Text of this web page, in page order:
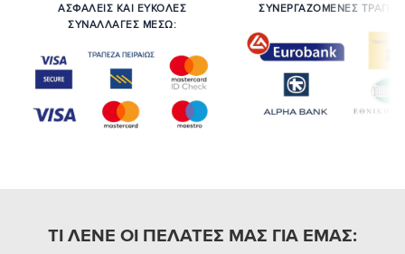
ΑΣΦΑΛΕΙΣ ΚΑΙ ΕΥΚΟΛΕΣ
ΣΥΝΑΛΛΑΓΕΣ ΜΕΣΩ:
ΣΥΝΕΡΓΑΖΟΜΕΝΕΣ
ΤΙ ΛΕΝΕ ΟΙ ΠΕΛΑΤΕΣ ΜΑΣ ΓΙΑ ΕΜΑΣ: